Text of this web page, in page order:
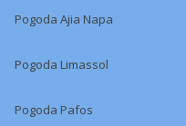
Pogoda Ajia Napa
Pogoda Limassol
Pogoda Pafos